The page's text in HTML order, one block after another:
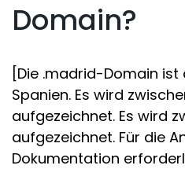
Domain?
[Die .madrid-Domain
Spanien. Es wird
aufgezeichnet. Es wird
aufgezeichnet. Für die
Dokumentation